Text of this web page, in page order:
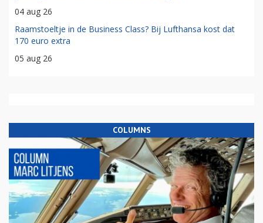
04 aug 26
Raamstoeltje in de Business Class? Bij Lufthansa kost dat
170 euro extra
05 aug 26
COLUMNS